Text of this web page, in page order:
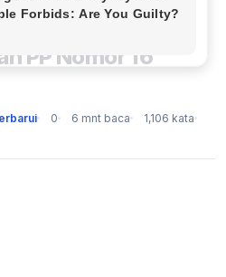
Perangkat
PP Nomor 16
0 6 mnt baca
1,106 kata